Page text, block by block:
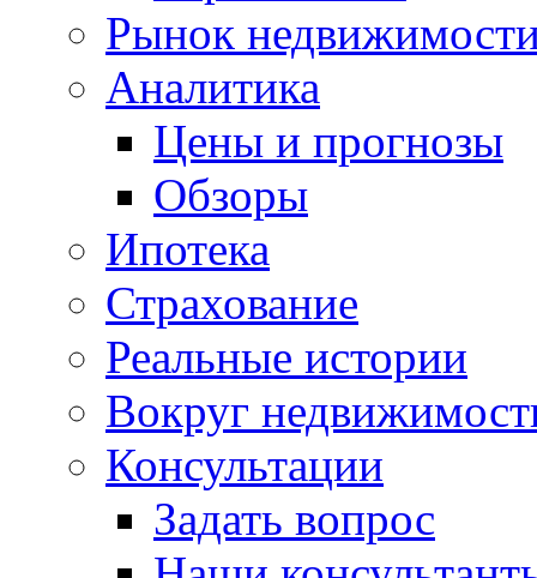
Рынок
Аналитика
Цены и прогнозы
Обзоры
Ипотека
Страхование
Реальные истории
Вокруг
Консультации
Задать вопрос